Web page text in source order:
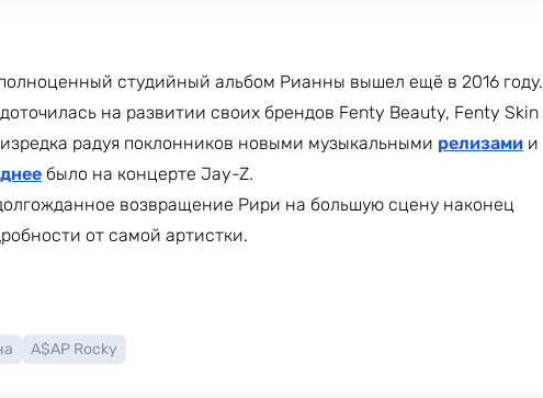
студийный альбом Рианны вышел ещё в 2016 году.
на развитии своих брендов Fenty Beauty, Fenty Skin
радуя поклонников новыми музыкальными релизами и
было на концерте Jay-Z.
возвращение Рири на большую сцену наконец
от самой артистки.
A$AP Rocky